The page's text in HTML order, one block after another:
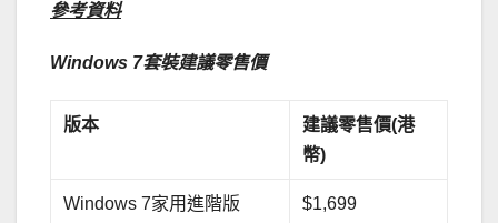
參考資料
Windows 7套裝建議零售價
版本 建議零售價(港
幣)
Windows 7家用進階版 $1,699